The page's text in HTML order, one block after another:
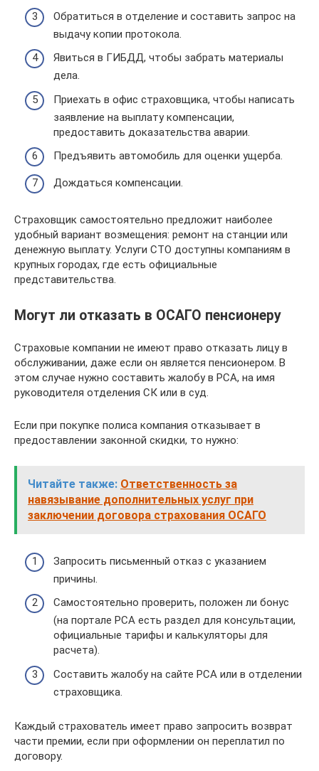
Обратиться в отделение и составить запрос на
выдачу копии протокола.
Явиться в ГИБДД, чтобы забрать материалы
дела.
Приехать в офис страховщика, чтобы написать
заявление на выплату компенсации,
предоставить доказательства аварии.
Предъявить автомобиль для оценки ущерба.
Дождаться компенсации.
Страховщик самостоятельно предложит наиболее
удобный вариант возмещения: ремонт на станции или
денежную выплату. Услуги СТО доступны компаниям в
крупных городах, где есть официальные
представительства.
Могут ли отказать в ОСАГО пенсионеру
Страховые компании не имеют право отказать лицу в
обслуживании, даже если он является пенсионером. В
этом случае нужно составить жалобу в РСА, на имя
руководителя отделения СК или в суд.
Если при покупке полиса компания отказывает в
предоставлении законной скидки, то нужно:
Читайте также: Ответственность за
навязывание дополнительных услуг при
заключении договора страхования ОСАГО
Запросить письменный отказ с указанием
причины.
Самостоятельно проверить, положен ли бонус
(на портале РСА есть раздел для консультации,
официальные тарифы и калькуляторы для
расчета).
Составить жалобу на сайте РСА или в отделении
страховщика.
Каждый страхователь имеет право запросить возврат
части премии, если при оформлении он переплатил по
договору.